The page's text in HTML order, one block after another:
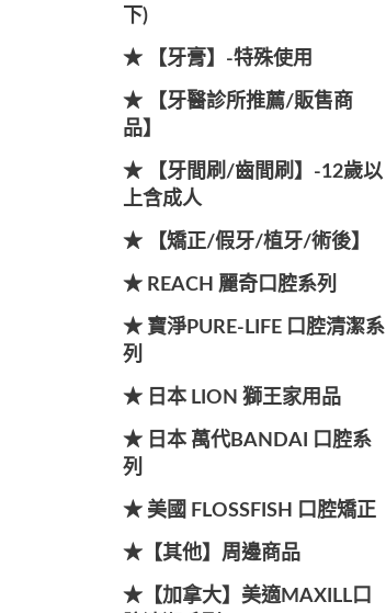
下)
★ 【牙膏】-特殊使用
★ 【牙醫診所推薦/販售商
品】
★ 【牙間刷/齒間刷】-12歲以
上含成人
★ 【矯正/假牙/植牙/術後】
★ REACH 麗奇口腔系列
★ 寶淨PURE-LIFE 口腔清潔系
列
★ 日本 LION 獅王家用品
★ 日本 萬代BANDAI 口腔系
列
★ 美國 FLOSSFISH 口腔矯正
★【其他】周邊商品
★【加拿大】美適MAXILL口